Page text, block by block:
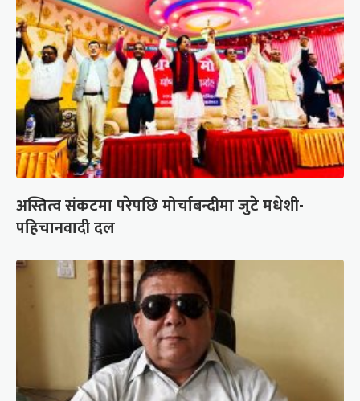
अस्तित्व संकटमा परेपछि मोर्चाबन्दीमा जुटे मधेशी-
पहिचानवादी दल